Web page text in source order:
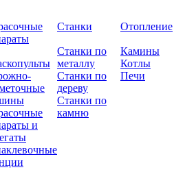
и
Станки
Станки по
металлу
Станки по
дереву
Станки по
камню
Отопление
Камины
Котлы
Печи